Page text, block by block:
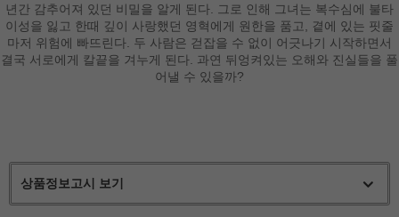
년간 감추어져 있던 비밀을 알게 된다. 그로 인해 그녀는 복수심에 불타
이성을 잃고 한때 깊이 사랑했던 영혁에게 원한을 품고, 곁에 있는 핏줄
마저 위험에 빠뜨린다. 두 사람은 걷잡을 수 없이 어긋나기 시작하면서
결국 서로에게 칼끝을 겨누게 된다. 과연 뒤엉켜있는 오해와 진실들을 풀
어낼 수 있을까?
상품정보고시 보기